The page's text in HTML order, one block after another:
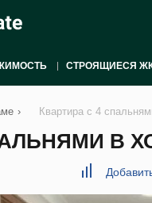
СТРОЯЩИЕСЯ
› Квартира с 4
В